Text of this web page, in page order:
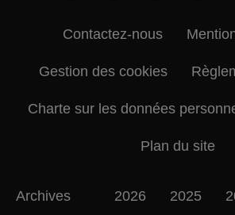
Contactez-nous
Gestion des cookies
Charte sur les données
Plan du site
Archives 2026 2025